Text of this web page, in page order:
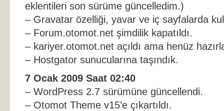
eklentileri son sürüme güncelledim.)
– Gravatar özelliği, yavar ve iç sayfalarda
– Forum.otomot.net şimdilik kapatıldı.
– kariyer.otomot.net açıldı ama henüz
– Hostgator sunucularına taşındık.
7 Ocak 2009 Saat 02:40
– WordPress 2.7 sürümüne güncellendi.
– Otomot Theme v15’e çıkartıldı.